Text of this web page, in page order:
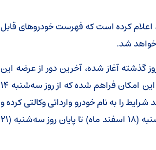
کرده است که فهرست خودروهای قابل
خواهد شد.
مرحله از فروش خودروهای وارداتی که از ساعت ۱۸ روز گذشته آغاز شده، آخرین دور از عرضه این
خودروها از طریق سامانه یکپارچه است. برای متقاضیان، این امکان فراهم شده که از روز سه‌شنبه ۱۴
را به نام خودرو وارداتی وکالتی کرده و
۵۰۰ میلیون تومان را در این حساب بلوکه کنند و از روز شنبه (۱۸ اسفند ماه) تا پایان روز سه‌شنبه (۲۱